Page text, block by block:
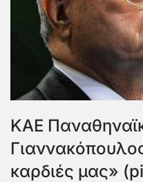
ΚΑΕ
καρδιές μας»